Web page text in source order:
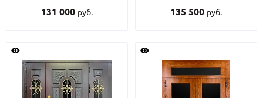
остеклением
131 000 руб.
вставками и кнокером под
135 500 руб.